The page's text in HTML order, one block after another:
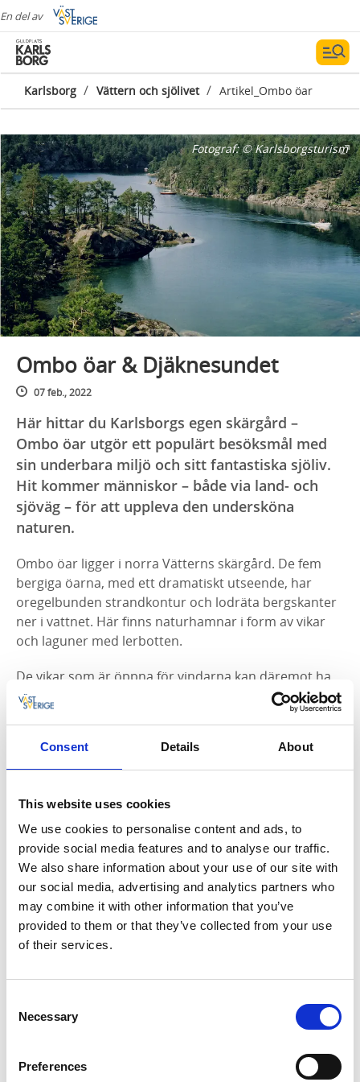
Consent Details About
This website uses cookies
We use cookies to personalise content and ads, to
provide social media features and to analyse our traffic.
We also share information about your use of our site with
our social media, advertising and analytics partners who
may combine it with other information that you’ve
provided to them or that they’ve collected from your use
of their services.
Selection
Necessary
Preferences
En del av
Karlsborg / Vättern och sjölivet / Artikel_Ombo öar
Fotograf:© Karlsborgsturism
Ombo öar & Djäknesundet
07 feb., 2022
Här hittar du Karlsborgs egen skärgård –
Ombo öar utgör ett populärt besöksmål med
sin underbara miljö och sitt fantastiska sjöliv.
Hit kommer människor – både via land- och
sjöväg – för att uppleva den undersköna
naturen.
Ombo öar ligger i norra Vätterns skärgård. De fem
bergiga öarna, med ett dramatiskt utseende, har
oregelbunden strandkontur och lodräta bergskanter
ner i vattnet. Här finns naturhamnar i form av vikar
och laguner med lerbotten.
De vikar som är öppna för vindarna kan däremot ha
klapperstensbotten. På öarna dominerar upp till 300
år gammal och delvis urskogsliknande
Djäknesundet
Området mellan Ombo öar och fastlandet kallas
Djäknesundet. Också här hittar du hällmarkstallskog
på bergspartier som skjuter ut i Vättern. Terrängen är
starkt sönderskuren med många möjligheter att bada
från klipporna eller vid sandstranden där
Djäknebäcken mynnar ut.
Markåtkomsten är delfinansierad av EU-Life Natur.
Känn er välkomna att besöka naturreservatet Ombo
öar men tänk på att det inte är tillåtet att:
Cykla eller rida annat än på bilvägar